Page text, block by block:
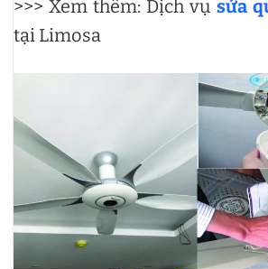
>>> Xem thêm: Dịch vụ sửa
tại Limosa